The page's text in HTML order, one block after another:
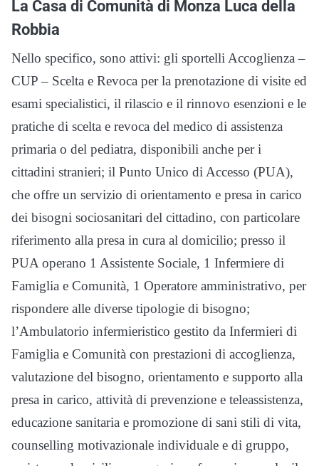
La Casa di Comunità di Monza Luca della
Robbia
Nello specifico, sono attivi: gli sportelli Accoglienza –
CUP – Scelta e Revoca per la prenotazione di visite ed
esami specialistici, il rilascio e il rinnovo esenzioni e le
pratiche di scelta e revoca del medico di assistenza
primaria o del pediatra, disponibili anche per i
cittadini stranieri; il Punto Unico di Accesso (PUA),
che offre un servizio di orientamento e presa in carico
dei bisogni sociosanitari del cittadino, con particolare
riferimento alla presa in cura al domicilio; presso il
PUA operano 1 Assistente Sociale, 1 Infermiere di
Famiglia e Comunità, 1 Operatore amministrativo, per
rispondere alle diverse tipologie di bisogno;
l’Ambulatorio infermieristico gestito da Infermieri di
Famiglia e Comunità con prestazioni di accoglienza,
valutazione del bisogno, orientamento e supporto alla
presa in carico, attività di prevenzione e teleassistenza,
educazione sanitaria e promozione di sani stili di vita,
counselling motivazionale individuale e di gruppo,